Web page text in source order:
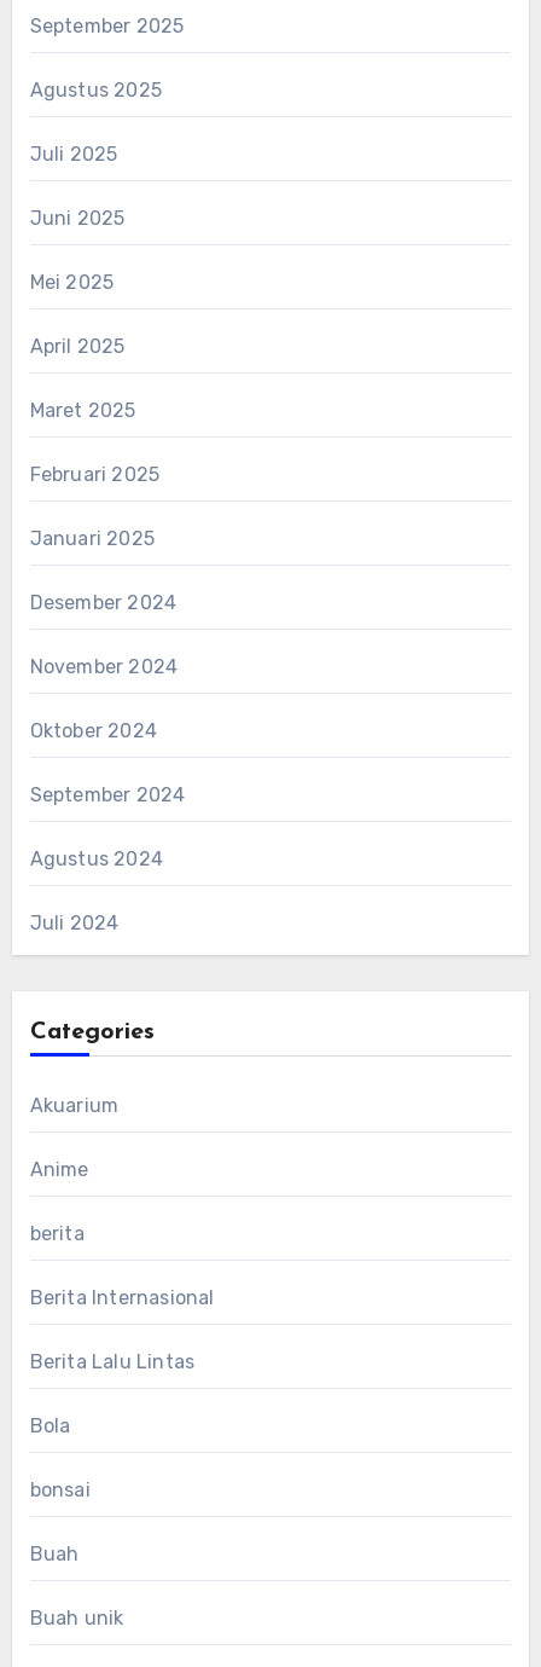
September 2025
Agustus 2025
Juli 2025
Juni 2025
Mei 2025
April 2025
Maret 2025
Februari 2025
Januari 2025
Desember 2024
November 2024
Oktober 2024
September 2024
Agustus 2024
Juli 2024
Categories
Akuarium
Anime
berita
Berita Internasional
Berita Lalu Lintas
Bola
bonsai
Buah
Buah unik